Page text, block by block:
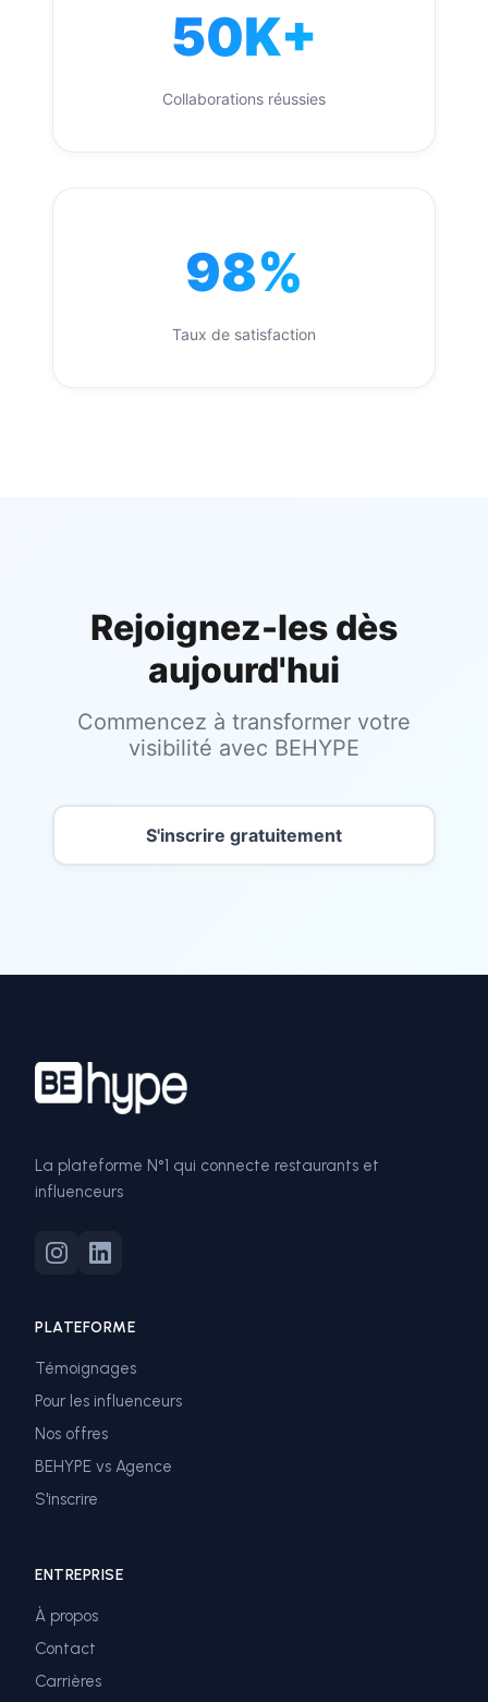
50K+
Collaborations réussies
98%
Taux de satisfaction
Rejoignez-les dès
aujourd'hui
Commencez à transformer votre
visibilité avec BEHYPE
S'inscrire gratuitement
La plateforme N°1 qui connecte restaurants et
influenceurs
PLATEFORME
Témoignages
Pour les influenceurs
Nos offres
BEHYPE vs Agence
S'inscrire
ENTREPRISE
À propos
Contact
Carrières